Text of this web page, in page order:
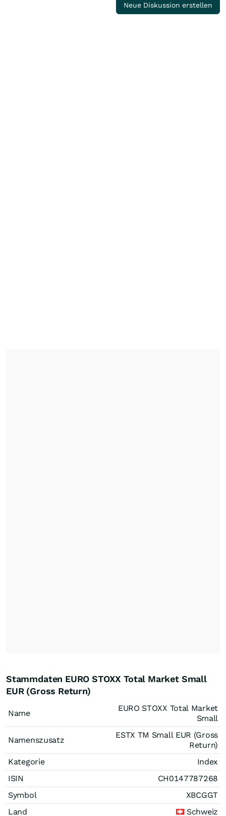
Neue Diskussion erstellen
Stammdaten EURO STOXX Total Market Small
EUR (Gross Return)
Name
EURO STOXX Total Market
Small
Namenszusatz
ESTX TM Small EUR (Gross
Return)
Kategorie
Index
ISIN
CH0147787268
Symbol
XBCGGT
Land
Schweiz